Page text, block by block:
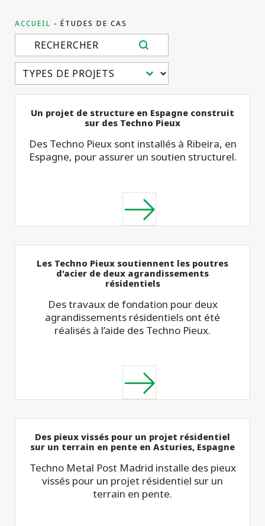
ACCUEIL ÉTUDES DE CAS
Search content
Select content
Un projet de structure en Espagne construit
sur des Techno Pieux
Des Techno Pieux sont installés à Ribeira, en
Espagne, pour assurer un soutien structurel.
Les Techno Pieux soutiennent les poutres
d'acier de deux agrandissements
résidentiels
Des travaux de fondation pour deux
agrandissements résidentiels ont été
réalisés à l’aide des Techno Pieux.
Des pieux vissés pour un projet résidentiel
sur un terrain en pente en Asturies, Espagne
Techno Metal Post Madrid installe des pieux
vissés pour un projet résidentiel sur un
terrain en pente.